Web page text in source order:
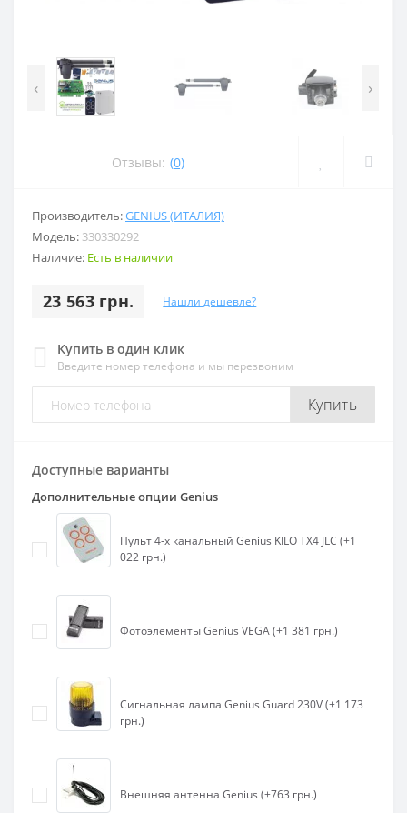
‹ ›
Отзывы: (0)
Производитель:GENIUS (ИТАЛИЯ)
Модель: 330330292
Наличие: Есть в наличии
23 563 грн. Нашли дешевле?
Купить в один клик
Введите номер телефона и мы перезвоним
Купить
Доступные варианты
Дополнительные опции Genius
Пульт 4-х канальный Genius KILO TX4 JLC (+1
022 грн.)
Фотоэлементы Genius VEGA (+1 381 грн.)
Сигнальная лампа Genius Guard 230V (+1 173
грн.)
Внешняя антенна Genius (+763 грн.)